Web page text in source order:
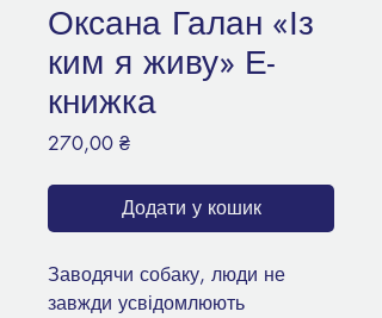
Оксана Галан «Із
ким я живу» Е-
книжка
270,00 ₴Ціна
Додати у кошик
Заводячи собаку, люди не
завжди усвідомлюють